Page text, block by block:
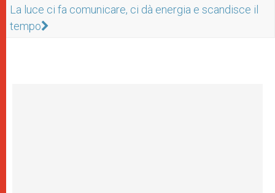
La luce ci fa comunicare, ci dà energia e scandisce il
tempo